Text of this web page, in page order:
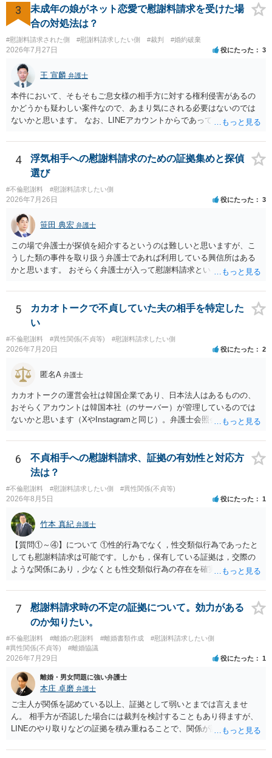
も、証拠が十分にあるか、相手方の住所・勤務先が分かるか、慰謝料
額、離婚の有無、交渉で終わるか訴訟まで見込むかによって、費用は
変わり得ます。依頼前に、交渉だけの場合、訴訟になった場合、回収
できなかった場合の費用を確認しておくとよいでしょう。 弁護士選び
では、不貞慰謝料案件の経験が相応にあるか、費用体系が明確か、見
通しを過度に楽観的に言い過ぎないか、質問に具体的に答えてくれる
か、連絡方法（メール、電話、弁護士直接か事務局員を介するかな
ど）や対応スピードが合うかを確認するとよいと思います。いずれに
しましても、弁護士への相談・依頼にあたっては、証拠資料、夫と相
手方の関係、相手方の氏名・住所等、夫婦関係への影響、離婚予定の
有無など事実関係をよく整理して相談されることをお勧めいたしま
す。
3
未成年の娘がネット恋愛で慰謝料請求を受けた場
合の対処法は？
#慰謝料請求された側 #慰謝料請求したい側 #裁判 #婚約破棄
2026年7月27日 役にたった 3
王 宣麟 弁護士
本件において、そもそもご息女様の相手方に対する権利侵害があるの
かどうかも疑わしい案件なので、あまり気にされる必要はないのでは
ないかと思います。 なお、LINEアカウントからであっても、そこに紐
るパターンはありえるものの、本件のような精神的損害が発生したと
明確にいえないような案件において開示がなされる可能性も低いので
はないかと推察します。
4
浮気相手への慰謝料請求のための証拠集めと探偵
選び
#不倫慰謝料 #慰謝料請求したい側
2026年7月26日 役にたった 3
笹田 典宏 弁護士
この場で弁護士が探偵を紹介するというのは難しいと思いますが、こ
うした類の事件を取り扱う弁護士であれば利用している興信所はある
かと思います。 おそらく弁護士が入って慰謝料請求という流れになる
めします。
5
カカオトークで不貞していた夫の相手を特定した
い
#不倫慰謝料 #異性関係(不貞等) #慰謝料請求したい側
2026年7月20日 役にたった 2
匿名A 弁護士
カカオトークの運営会社は韓国企業であり、日本法人はあるものの、
おそらくアカウントは韓国本社（のサーバー）が管理しているのでは
ないかと思います（XやInstagramと同じ）。弁護士会照会は日本法に
対する照会は基本的にできないと解されています（弁護士会によって
は例外的に認める扱いもありますが、かなり限定されているので一般
的ではないでしょう）。もし韓国本社がアカウント管理をしているな
ら、日本法人へ送っても「ウチでは管理していない」という回答にな
ります。 個人で直接他人のID情報の開示を求めても拒否されるでしょ
う。
6
不貞相手への慰謝料請求、証拠の有効性と対応方
法は？
#不倫慰謝料 #慰謝料請求したい側 #異性関係(不貞等)
2026年8月5日 役にたった 1
竹本 真紀 弁護士
【質問①～④】について ①性的行為でなく，性交類似行為であったと
しても慰謝料請求は可能です。しかも，保有している証拠は，交際の
ような関係にあり，少なくとも性交類似行為の存在を確実に証明でき
ことを窺わせるものです。）。ですから，慰謝料請求を進めることで
よいと思います。 ただ．慰謝料額については，婚姻破綻に至っていな
いとして，この点を考慮されることになるかもしれません。 ②夫との
今後のことを考えて書いてもらうか否かを検討するのがよいと思いま
す。今ある証拠以上のことを証明（証明力を強めることも含む）でき
るのであれば，前向きに検討を進めるという考え方でもよいでしょ
値と夫との関係との均衡のように思います。 ③行政書士に委任をして
いるのであれば，どのような内容の委任なのか不明ですが，その行政
書士との協議になると思います。請求するか，訴訟にするか，その点
の見極めや，相手方は性交類似行為は認めているのか，それさえも否
定しているのかによって，考え方・進め方は変わってくると思いま
あれば，本人（行政書士でも同じだと思います。）への対応ではあま
7
慰謝料請求時の不定の証拠について。効力がある
のか知りたい。
#不倫慰謝料 #離婚の慰謝料 #離婚書類作成
#慰謝料請求したい側
#異性関係(不貞等)
#離婚協議
2026年7月29日 役にたった 1
離婚・男女問題に強い弁護士
本庄 卓磨 弁護士
ご主人が関係を認めている以上、証拠として弱いとまでは言えませ
ん。 相手方が否認した場合には裁判を検討することもあり得ますが、
LINEのやり取りなどの証拠を積み重ねることで、関係が認定される余
個別の事情によりますので、お早めに弁護士に相談されることをおす